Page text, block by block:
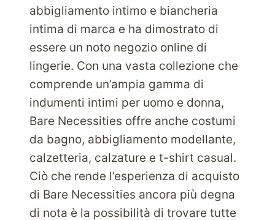
abbigliamento intimo e biancheria
intima di marca e ha dimostrato di
essere un noto negozio online di
lingerie. Con una vasta collezione che
comprende un’ampia gamma di
indumenti intimi per uomo e donna,
Bare Necessities offre anche costumi
da bagno, abbigliamento modellante,
calzetteria, calzature e t-shirt casual.
Ciò che rende l’esperienza di acquisto
di Bare Necessities ancora più degna
di nota è la possibilità di trovare tutte